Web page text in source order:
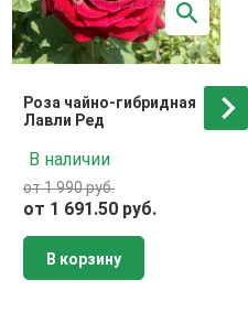
Роза чайно-гибридная
Лавли Ред
В наличии
от 1 990 руб.
от 1 691.50 руб.
В корзину